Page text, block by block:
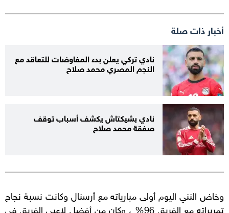
أخبار ذات صلة
نادي تركي يعلن بدء المفاوضات للتعاقد مع
النجم المصري محمد صلاح
نادي بشيكتاش يكشف أسباب توقف
صفقة محمد صلاح
وخاض النني اليوم أولى مبارياته مع أرسنال وكانت نسبة نجاح
تمريراته مع الفريق 96% ، وكان من أفضل لاعبي الفريق في